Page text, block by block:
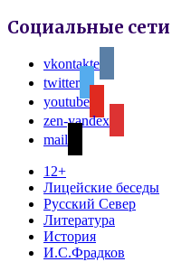
Социальные сети
vkontakte
twitter
youtube
zen-yandex
mail
12+
Лицейские беседы
Русский Север
Литература
История
И.С.Фрадков